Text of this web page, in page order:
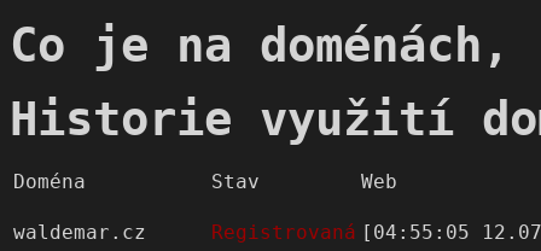
Co je na
Historie využití
Doména Stav Web
waldemar.cz Registrovaná [04:55:05